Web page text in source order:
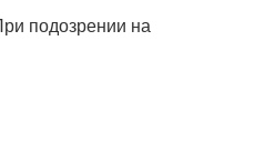
подозрении на